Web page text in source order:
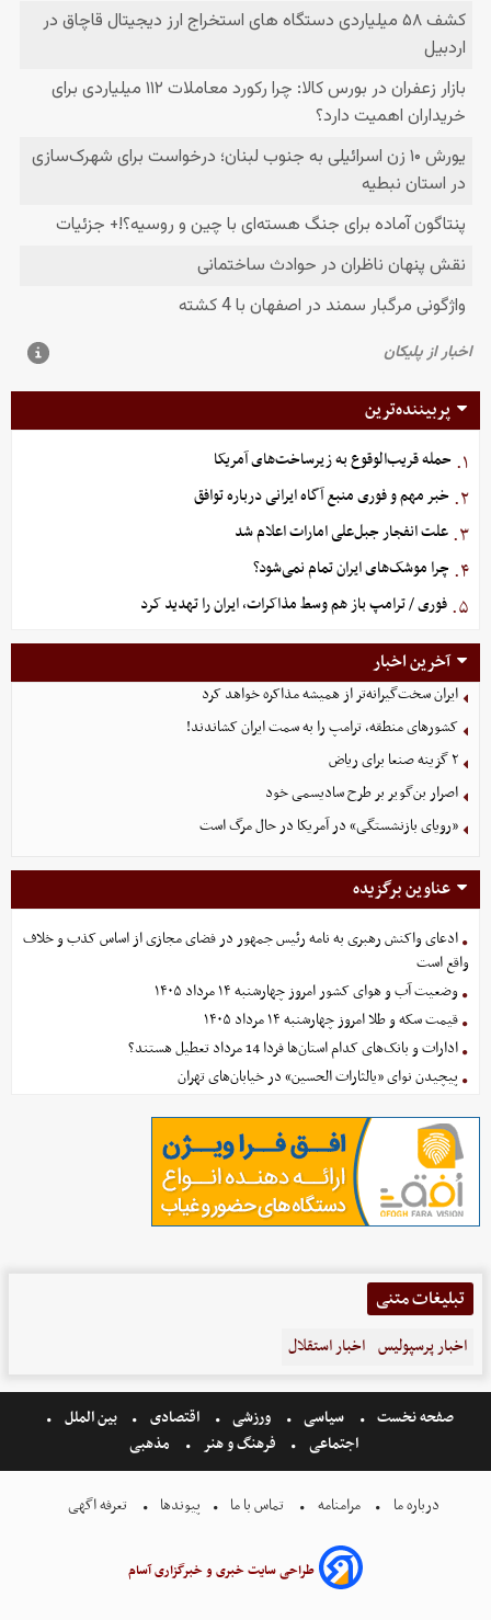
پربیننده‌ترین
۱. حمله قریب‌الوقوع به زیرساخت‌های آمریکا
۲. خبر مهم و فوری منبع آگاه ایرانی درباره توافق
۳. علت انفجار جبل‌علی امارات اعلام شد
۴. چرا موشک‌های ایران تمام نمی‌شود؟
۵. فوری / ترامپ باز هم وسط مذاکرات، ایران را تهدید کرد
آخرین اخبار
ایران سخت‌گیرانه‌تر از همیشه مذاکره خواهد کرد
کشورهای منطقه، ترامپ را به سمت ایران کشاندند!
۲ گزینه صنعا برای ریاض
اصرار بن‌گویر بر طرح سادیسمی خود
«رویای بازنشستگی» در آمریکا در حال مرگ است
عناوین برگزیده
ادعای واکنش رهبری به نامه رئیس جمهور در فضای مجازی از اساس کذب و خلاف
واقع است
وضعیت آب و هوای کشور امروز چهارشنبه ۱۴ مرداد ۱۴۰۵
قیمت سکه و طلا امروز چهارشنبه ۱۴ مرداد ۱۴۰۵
ادارات و بانک‌های کدام استان‌ها فردا 14 مرداد تعطیل هستند؟
پیچیدن نوای «یالثارات الحسین» در خیابان‌های تهران
تبلیغات متنی
اخبار پرسپولیس اخبار استقلال
صفحه نخست سیاسی ورزشی اقتصادی
بین الملل
اجتماعی
فرهنگ و هنر مذهبی
درباره ما مرامنامه تماس با ما پیوندها تعرفه اگهی
طراحی سایت خبری و خبرگزاری آسام